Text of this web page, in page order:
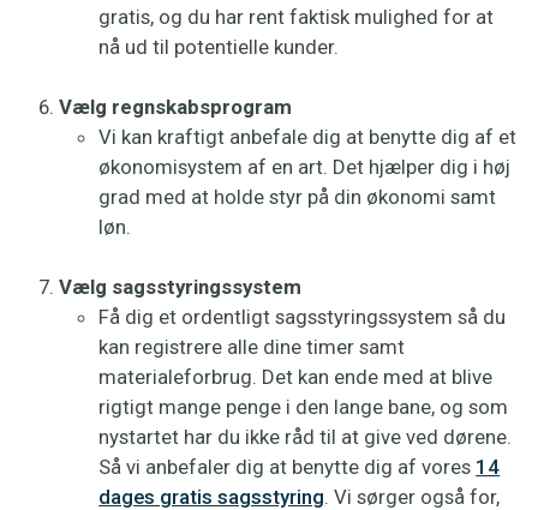
gratis, og du har rent faktisk mulighed for at
nå ud til potentielle kunder.
Vælg regnskabsprogram
Vi kan kraftigt anbefale dig at benytte dig af et
økonomisystem af en art. Det hjælper dig i høj
grad med at holde styr på din økonomi samt
løn.
Vælg sagsstyringssystem
Få dig et ordentligt sagsstyringssystem så du
kan registrere alle dine timer samt
materialeforbrug. Det kan ende med at blive
rigtigt mange penge i den lange bane, og som
nystartet har du ikke råd til at give ved dørene.
Så vi anbefaler dig at benytte dig af vores 14
dages gratis sagsstyring. Vi sørger også for,